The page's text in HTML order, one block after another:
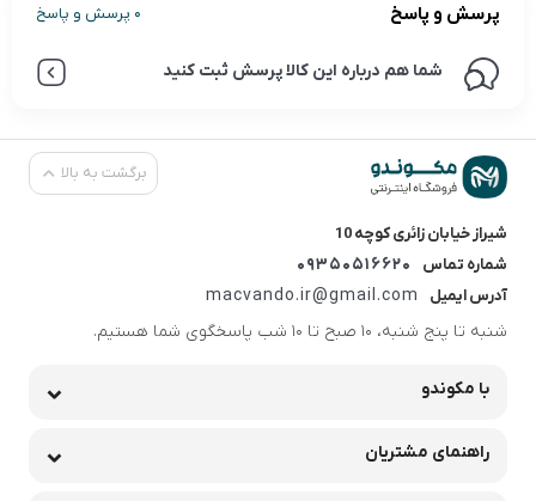
پرسش و پاسخ 0 پرسش و پاسخ
شما هم درباره این کالا پرسش ثبت کنید
برگشت به بالا
شیراز خیابان زائری کوچه 10
شماره تماس
09350516620
آدرس ایمیل
macvando.ir@gmail.com
شنبه تا پنج شنبه، 10 صبح تا 10 شب پاسخگوی شما هستیم.
با مکوندو
راهنمای مشتریان